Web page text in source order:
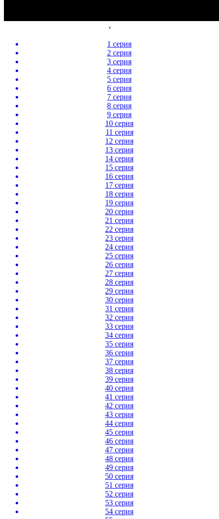
‹
1 серия
2 серия
3 серия
4 серия
5 серия
6 серия
7 серия
8 серия
9 серия
10 серия
11 серия
12 серия
13 серия
14 серия
15 серия
16 серия
17 серия
18 серия
19 серия
20 серия
21 серия
22 серия
23 серия
24 серия
25 серия
26 серия
27 серия
28 серия
29 серия
30 серия
31 серия
32 серия
33 серия
34 серия
35 серия
36 серия
37 серия
38 серия
39 серия
40 серия
41 серия
42 серия
43 серия
44 серия
45 серия
46 серия
47 серия
48 серия
49 серия
50 серия
51 серия
52 серия
53 серия
54 серия